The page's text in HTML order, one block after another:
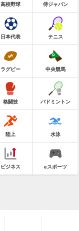
高校野球 侍ジャパン
日本代表 テニス
ラグビー 中央競馬
格闘技 バドミントン
陸上 水泳
ビジネス eスポーツ